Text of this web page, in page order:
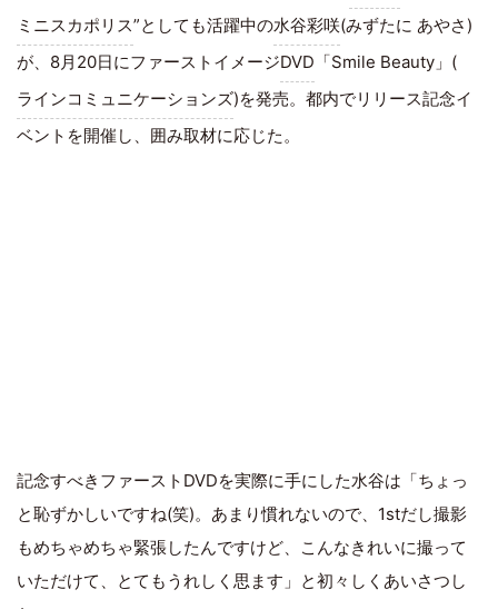
ミニスカポリス”としても活躍中の水谷彩咲(みずたに あやさ)
が、8月20日にファーストイメージDVD 「Smile Beauty」(
ラインコミュニケーションズ)を発売。都内でリリース記念イ
ベントを開催し、囲み取材に応じた。
記念すべきファーストDVDを実際に手にした水谷は「ちょっ
と恥ずかしいですね(笑)。あまり慣れないので、1stだし撮影
もめちゃめちゃ緊張したんですけど、こんなきれいに撮って
いただけて、とてもうれしく思ます」と初々しくあいさつし